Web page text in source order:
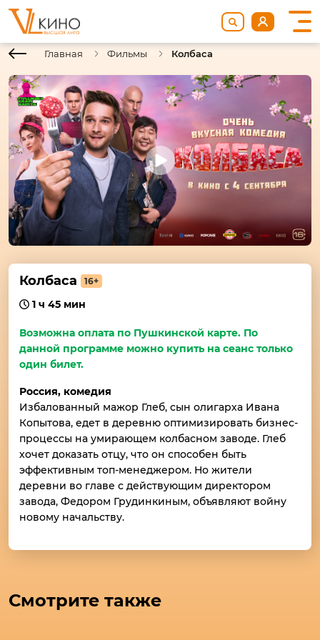
Главная Фильмы Колбаса
Колбаса 16+
1 ч 45 мин
Возможна оплата по Пушкинской карте. По
данной программе можно купить на сеанс только
один билет.
Россия, комедия
Избалованный мажор Глеб, сын олигарха Ивана
Копытова, едет в деревню оптимизировать бизнес-
процессы на умирающем колбасном заводе. Глеб
хочет доказать отцу, что он способен быть
эффективным топ-менеджером. Но жители
деревни во главе с действующим директором
завода, Федором Грудинкиным, объявляют войну
новому начальству.
Смотрите также